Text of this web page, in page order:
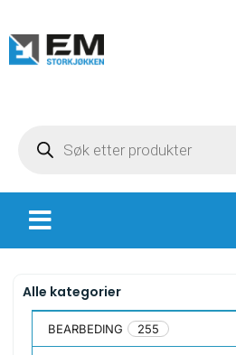
Alle kategorier
BEARBEDING 255